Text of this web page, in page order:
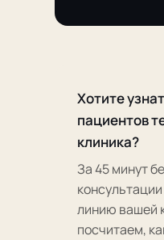
Хотите
пациентов
клиника?
За 45 минут
линию вашей
посчитаем,